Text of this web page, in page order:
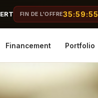
FIN DE L'OFFRE35:59:52
Financement Portfolio